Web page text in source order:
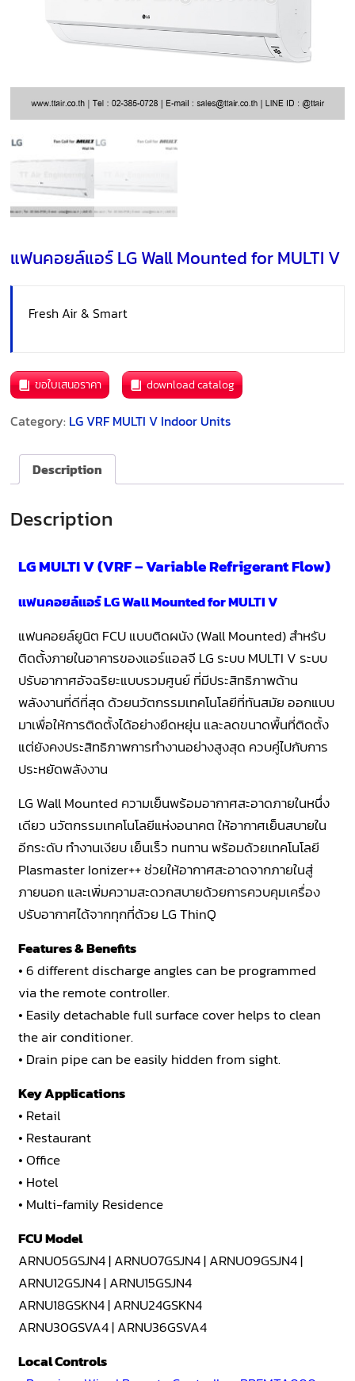
แฟนคอยล์แอร์ LG Wall Mounted for MULTI V
Fresh Air & Smart
ขอใบเสนอราคา download catalog
Category: LG VRF MULTI V Indoor Units
Description
Description
LG MULTI V (VRF – Variable Refrigerant Flow)
แฟนคอยล์แอร์ LG Wall Mounted for MULTI V
แฟนคอยล์ยูนิต FCU แบบติดผนัง (Wall Mounted) สำหรับ
ติดตั้งภายในอาคารของแอร์แอลจี LG ระบบ MULTI V ระบบ
ปรับอากาศอัจฉริยะแบบรวมศูนย์ ที่มีประสิทธิภาพด้าน
พลังงานที่ดีที่สุด ด้วยนวัตกรรมเทคโนโลยีที่ทันสมัย ออกแบบ
มาเพื่อให้การติดตั้งได้อย่างยืดหยุ่น และลดขนาดพื้นที่ติดตั้ง
แต่ยังคงประสิทธิภาพการทำงานอย่างสูงสุด ควบคู่ไปกับการ
ประหยัดพลังงาน
LG Wall Mounted ความเย็นพร้อมอากาศสะอาดภายในหนึ่ง
เดียว นวัตกรรมเทคโนโลยีแห่งอนาคต ให้อากาศเย็นสบายใน
อีกระดับ ทำงานเงียบ เย็นเร็ว ทนทาน พร้อมด้วยเทคโนโลยี
Plasmaster Ionizer++ ช่วยให้อากาศสะอาดจากภายในสู่
ภายนอก และเพิ่มความสะดวกสบายด้วยการควบคุมเครื่อง
ปรับอากาศได้จากทุกที่ด้วย LG ThinQ
Features & Benefits
• 6 different discharge angles can be programmed
via the remote controller.
• Easily detachable full surface cover helps to clean
the air conditioner.
• Drain pipe can be easily hidden from sight.
Key Applications
• Retail
• Restaurant
• Office
• Hotel
• Multi-family Residence
FCU Model
ARNU05GSJN4 | ARNU07GSJN4 | ARNU09GSJN4 |
ARNU12GSJN4 | ARNU15GSJN4
ARNU18GSKN4 | ARNU24GSKN4
ARNU30GSVA4 | ARNU36GSVA4
Local Controls